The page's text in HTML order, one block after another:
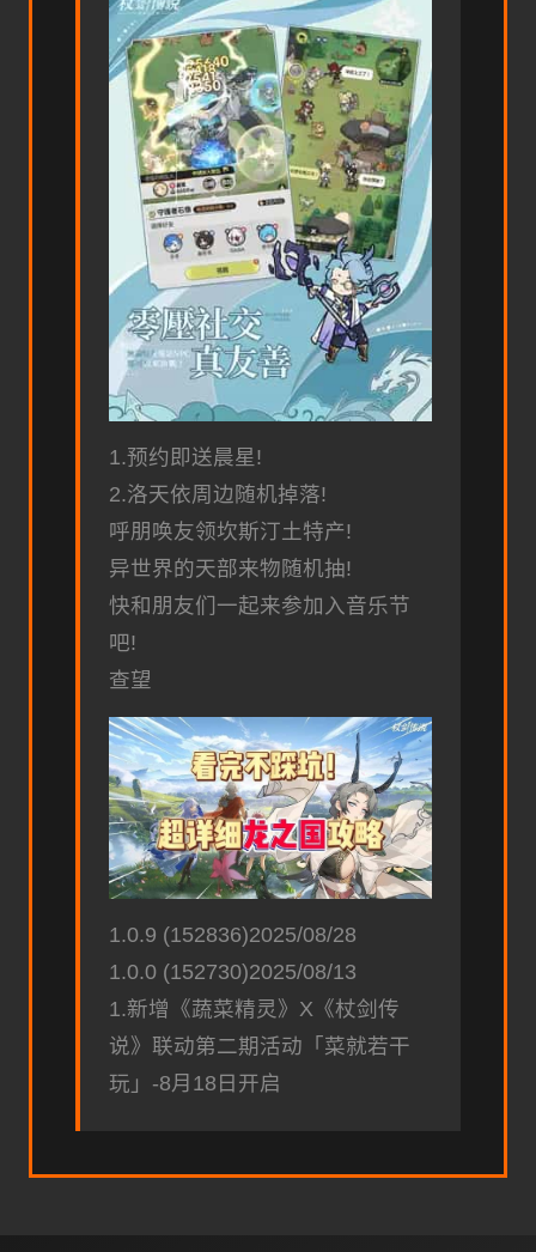
1.预约即送晨星!
2.洛天依周边随机掉落!
呼朋唤友领坎斯汀土特产!
异世界的天部来物随机抽!
快和朋友们一起来参加入音乐节
吧!
查望
1.0.9 (152836)2025/08/28
1.0.0 (152730)2025/08/13
1.新增《蔬菜精灵》X《杖剑传
说》联动第二期活动「菜就若干
玩」-8月18日开启